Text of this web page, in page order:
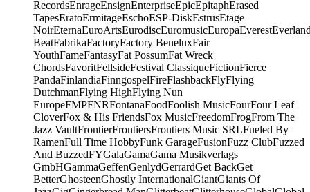
RecordsEnrageEnsignEnterpriseEpicEpitaphErased
TapesEratoErmitageEschoESP-DiskEstrusEtage
NoirEternaEuroArtsEurodiscEuromusicEuropaEverest
BeatFabrikaFactoryFactory BeneluxFair
YouthFameFantasyFat PossumFat Wreck
ChordsFavoritFellsideFestival ClassiqueFictionFierce
PandaFinlandiaFinngospelFireFlashbackFlyFlying
DutchmanFlying HighFlying Nun
EuropeFMPFNRFontanaFoodFoolish MusicFourFour Leaf
CloverFox & His FriendsFox MusicFreedomFrogFrom The
Jazz VaultFrontierFrontiersFrontiers Music SRLFueled By
RamenFull Time HobbyFunk GarageFusionFuzz ClubFuzzed
And BuzzedFYGalaGamaGama Musikverlags
GmbHGammaGeffenGenlydGerrardGet BackGet
BetterGhosteenGhostly InternationalGiantGiants Of